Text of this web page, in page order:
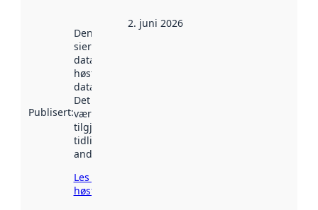
Publisert:
Denne datoen
sier når
datasettet ble
høstet av
data.norge.no.
Det kan ha
vært
tilgjengelig
tidligere
andre steder.
Les mer om
høsting her
2. juni 2026